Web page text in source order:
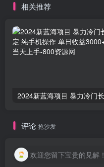
相关推荐
评论 抢沙发
欢迎您留下宝贵的见解！